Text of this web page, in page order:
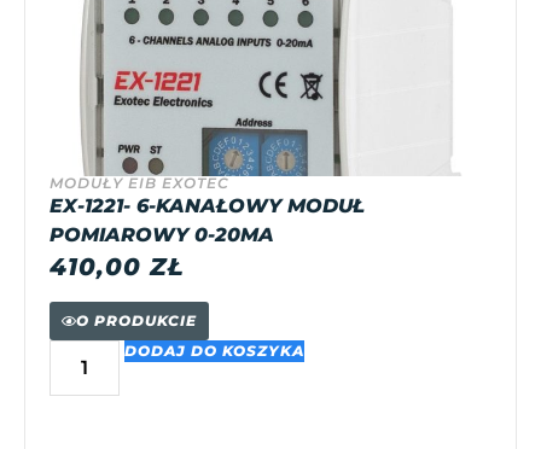
MODUŁY EIB EXOTEC
EX-1221- 6-KANAŁOWY MODUŁ
POMIAROWY 0-20MA
410,00ZŁ
O PRODUKCIE
DODAJ DO KOSZYKA